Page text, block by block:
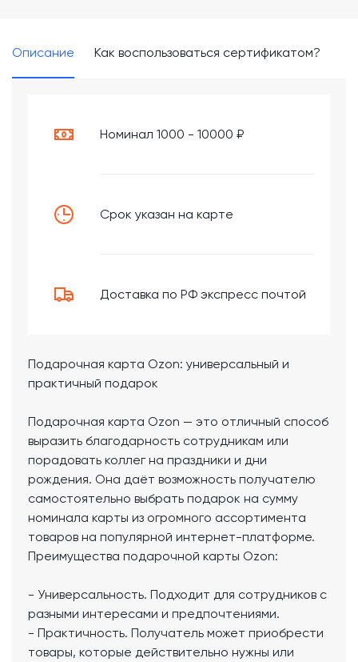
Описание Как воспользоваться сертификатом?
Номинал 1000 - 10000 ₽
Срок указан на карте
Доставка по РФ экспресс почтой
Подарочная карта Ozon: универсальный и
практичный подарок
Подарочная карта Ozon — это отличный способ
выразить благодарность сотрудникам или
порадовать коллег на праздники и дни
рождения. Она даёт возможность получателю
самостоятельно выбрать подарок на сумму
номинала карты из огромного ассортимента
товаров на популярной интернет-платформе.
Преимущества подарочной карты Ozon:
- Универсальность. Подходит для сотрудников с
разными интересами и предпочтениями.
- Практичность. Получатель может приобрести
товары, которые действительно нужны или